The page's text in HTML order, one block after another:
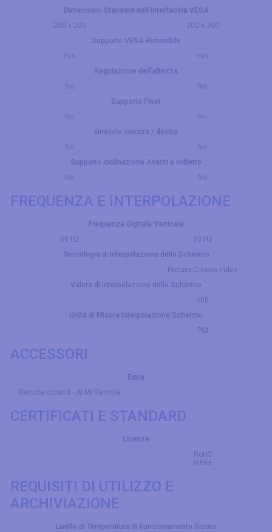
Dimensioni Standard dell'interfaccia VESA
200 x 200
200 x 200
Supporto VESA Rimovibile
Yes
Yes
Regolazione dell'altezza
No
No
Supporto Pivot
No
No
Girevole sinistra / destra
No
No
Supporto Inclinazione Avanti e Indietro
No
No
FREQUENZA E INTERPOLAZIONE
Frequenza Digitale Verticale
60 Hz
60 Hz
Tecnologia di Interpolazione dello Schermo
Picture Criteria Index
Valore di Interpolazione dello Schermo
500
Unità di Misura Interpolazione Schermo
PCI
ACCESSORI
Extra
Remote control - AI Mi Remote
CERTIFICATI E STANDARD
Licenze
RoHS
WEEE
REQUISITI DI UTILIZZO E
ARCHIVIAZIONE
Livello di Temperatura di Funzionamento Sicuro